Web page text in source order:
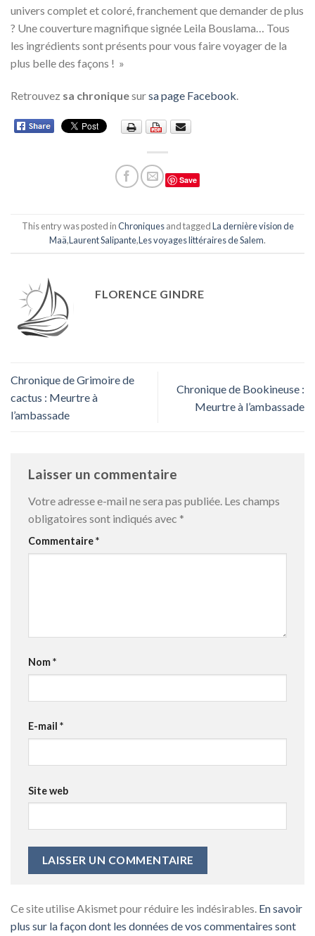
univers complet et coloré, franchement que demander de plus
? Une couverture magnifique signée Leila Bouslama… Tous
les ingrédients sont présents pour vous faire voyager de la
plus belle des façons ! »
Retrouvez sa chroniquesursa page Facebook.
Save
This entry was posted inChroniquesand taggedLa dernière vision de
Maä,Laurent Salipante,Les voyages littéraires de Salem.
FLORENCE GINDRE
Chronique de Grimoire de
cactus : Meurtre à
l’ambassade
Chronique de Bookineuse :
Meurtre à l’ambassade
Laisser un commentaire
Votre adresse e-mail ne sera pas publiée. Les champs
obligatoires sont indiqués avec *
Commentaire*
Nom*
E-mail *
Site web
Ce site utilise Akismet pour réduire les indésirables. En savoir
plus sur la façon dont les données de vos commentaires sont